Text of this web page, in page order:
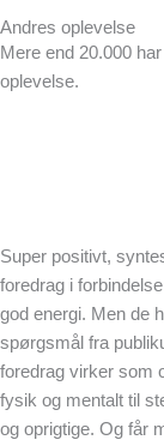
Andres oplevelse
Mere end 20.000
oplevelse.
Super positivt,
foredrag i
god energi. Men de
spørgsmål fra
foredrag virker som
fysik og mentalt til
og oprigtige. Og får